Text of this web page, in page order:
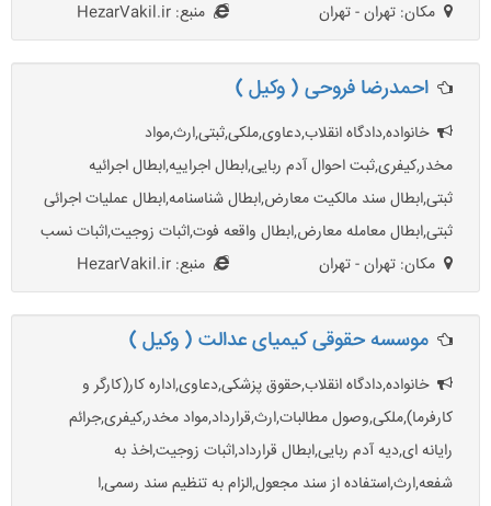
مکان: تهران - تهران
منبع: HezarVakil.ir
احمدرضا فروحی ( وکیل )
خانواده,دادگاه انقلاب,دعاوی,ملکی,ثبتی,ارث,مواد
مخدر,کیفری,ثبت احوال آدم ربایی,ابطال اجراییه,ابطال اجرائیه
ثبتی,ابطال سند مالکیت معارض,ابطال شناسنامه,ابطال عملیات اجرائی
ثبتی,ابطال معامله معارض,ابطال واقعه فوت,اثبات زوجیت,اثبات نسب
مکان: تهران - تهران
منبع: HezarVakil.ir
موسسه حقوقی کیمیای عدالت ( وکیل )
خانواده,دادگاه انقلاب,حقوق پزشکی,دعاوی,اداره کار(کارگر و
کارفرما),ملکی,وصول مطالبات,ارث,قرارداد,مواد مخدر,کیفری,جرائم
رایانه ای,دیه آدم ربایی,ابطال قرارداد,اثبات زوجیت,اخذ به
شفعه,ارث,استفاده از سند مجعول,الزام به تنظیم سند رسمی,ا